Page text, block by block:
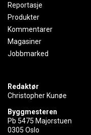
Reportasje
Produkter
Kommentarer
Magasiner
Jobbmarked
Redaktør
Christopher Kunøe
Byggmesteren
Pb 5475 Majorstuen
0305 Oslo